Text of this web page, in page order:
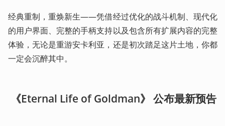
经典重制，重焕新生——凭借经过优化的战斗机制、现代化
的用户界面、完整的手柄支持以及包含所有扩展内容的完整
体验，无论是重游安卡利亚，还是初次踏足这片土地，你都
一定会沉醉其中。
《Eternal Life of Goldman》 公布最新预告